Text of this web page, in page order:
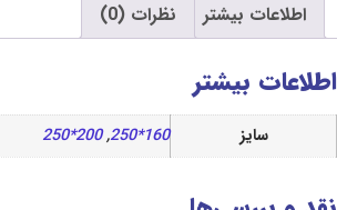
اطلاعات بیشتر نظرات (0)
اطلاعات بیشتر
سایز 160*250
,
200*250